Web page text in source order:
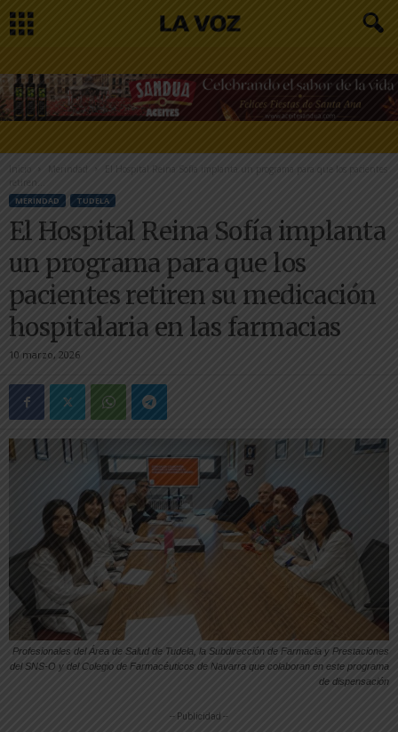
Inicio
El Hospital Reina Sofía implanta un programa para que los pacientes
retiren...
MERINDAD TUDELA
El Hospital Reina Sofía implanta
un programa para que los
pacientes retiren su medicación
hospitalaria en las farmacias
10 marzo, 2026
Profesionales del Área de Salud de Tudela, la Subdirección de Farmacia y Prestaciones
del SNS-O y del Colegio de Farmacéuticos de Navarra que colaboran en este programa
de dispensación
-- Publicidad --